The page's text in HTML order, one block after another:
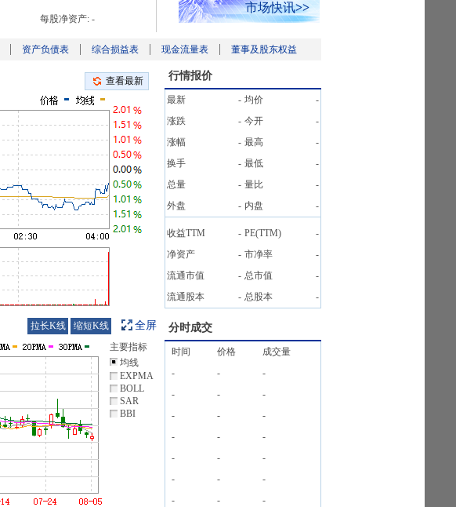
每股净资产: -
市场快讯>>
资产负债表 综合损益表 现金流量表 董事及股东权益
查看最新
拉长K线 缩短K线 全屏
主要指标
均线
EXPMA
BOLL
SAR
BBI
行情报价
最新 - 均价
-
涨跌
- 今开
-
涨幅
- 最高
-
换手
- 最低
-
总量
- 量比
-
外盘
- 内盘 -
收益TTM - PE(TTM)
-
净资产
- 市净率
-
流通市值
- 总市值
-
流通股本
- 总股本 -
分时成交
时间 价格
成交量
-
-
-
-
-
-
-
-
-
-
-
-
-
-
-
-
-
-
-
-
-